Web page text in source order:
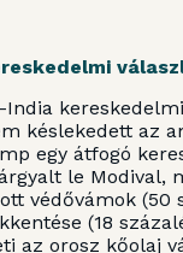
késlekedett az
egy átfogó
le Modival,
védővámok (50
(18
az orosz kőolaj